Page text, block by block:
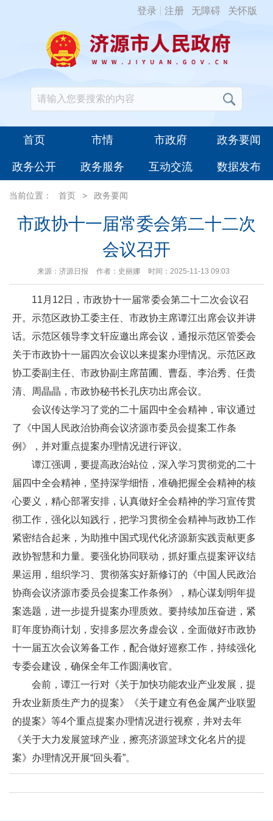
登录 注册 无障碍 关怀版
首页 市情 市政府 政务要闻
政务公开 政务服务 互动交流 数据发布
当前位置： 首页 > 政务要闻
市政协十一届常委会第二十二次
会议召开
来源：济源日报 作者：史丽娜 时间：2025-11-13 09:03
11月12日，市政协十一届常委会第二十二次会议召
开。示范区政协工委主任、市政协主席谭江出席会议并讲
话。示范区领导李文轩应邀出席会议，通报示范区管委会
关于市政协十一届四次会议以来提案办理情况。示范区政
协工委副主任、市政协副主席苗圃、曹磊、李治秀、任贵
清、周晶晶，市政协秘书长孔庆功出席会议。
会议传达学习了党的二十届四中全会精神，审议通过
了《中国人民政治协商会议济源市委员会提案工作条
例》，并对重点提案办理情况进行评议。
谭江强调，要提高政治站位，深入学习贯彻党的二十
届四中全会精神，坚持深学细悟，准确把握全会精神的核
心要义，精心部署安排，认真做好全会精神的学习宣传贯
彻工作，强化以知践行，把学习贯彻全会精神与政协工作
紧密结合起来，为助推中国式现代化济源新实践贡献更多
政协智慧和力量。要强化协同联动，抓好重点提案评议结
果运用，组织学习、贯彻落实好新修订的《中国人民政治
协商会议济源市委员会提案工作条例》，精心谋划明年提
案选题，进一步提升提案办理质效。要持续加压奋进，紧
盯年度协商计划，安排多层次务虚会议，全面做好市政协
十一届五次会议筹备工作，配合做好巡察工作，持续强化
专委会建设，确保全年工作圆满收官。
会前，谭江一行对《关于加快功能农业产业发展，提
升农业新质生产力的提案》《关于建立有色金属产业联盟
的提案》等4个重点提案办理情况进行视察，并对去年
《关于大力发展篮球产业，擦亮济源篮球文化名片的提
案》办理情况开展“回头看”。